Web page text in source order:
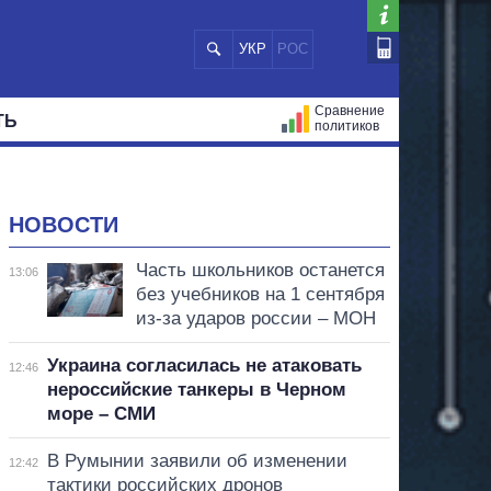
УКР РОС
Сравнение
политиков
НОВОСТИ
13:06
Часть школьников останется
без учебников на 1 сентября
из-за ударов россии – МОН
12:46
Украина согласилась не атаковать
нероссийские танкеры в Черном
море – СМИ
12:42
В Румынии заявили об изменении
тактики российских дронов